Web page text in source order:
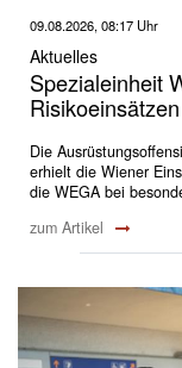
09.08.2026, 08:17 Uhr
Aktuelles
Spezialeinheit
Die
erhielt die Wiener
die WEGA bei
zum Artikel